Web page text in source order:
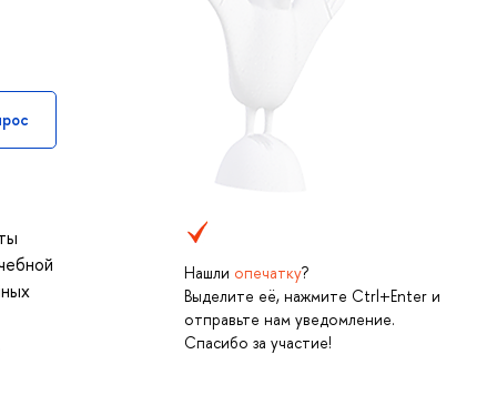
Нашли опечатку?
Выделите её, нажмите Ctrl+Enter и
отправьте нам уведомление.
Спасибо за участие!